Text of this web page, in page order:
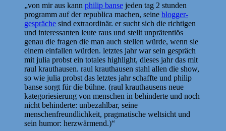
„von mir aus kann philip banse jeden tag 2 stunden
programm auf der republica machen, seine blogger-
gespräche sind extraordinär. er sucht sich die richtigen
und interessanten leute raus und stellt unprätentiös
genau die fragen die man auch stellen würde, wenn sie
einem einfallen würden. letztes jahr war sein gespräch
mit julia probst ein totales highlight, dieses jahr das mit
raul krauthausen. raul krauthausen stahl allen die show,
so wie julia probst das letztes jahr schaffte und philip
banse sorgt für die bühne. (raul krauthausens neue
kategoriesierung von menschen in behinderte und noch
nicht behinderte: unbezahlbar, seine
menschenfreundlichkeit, pragmatische weltsicht und
sein humor: herzwärmend.)“